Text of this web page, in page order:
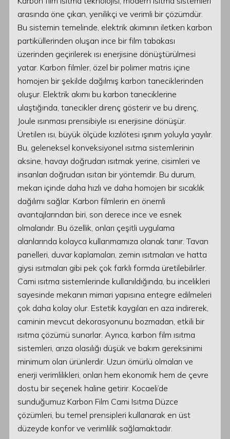
arasında öne çıkan, yenilikçi ve verimli bir çözümdür.
Bu sistemin temelinde, elektrik akımının iletken karbon
partiküllerinden oluşan ince bir film tabakası
üzerinden geçirilerek ısı enerjisine dönüştürülmesi
yatar. Karbon filmler, özel bir polimer matris içine
homojen bir şekilde dağılmış karbon taneciklerinden
oluşur. Elektrik akımı bu karbon taneciklerine
ulaştığında, tanecikler direnç gösterir ve bu direnç,
Joule ısınması prensibiyle ısı enerjisine dönüşür.
Üretilen ısı, büyük ölçüde kızılötesi ışınım yoluyla yayılır.
Bu, geleneksel konveksiyonel ısıtma sistemlerinin
aksine, havayı doğrudan ısıtmak yerine, cisimleri ve
insanları doğrudan ısıtan bir yöntemdir. Bu durum,
mekan içinde daha hızlı ve daha homojen bir sıcaklık
dağılımı sağlar. Karbon filmlerin en önemli
avantajlarından biri, son derece ince ve esnek
olmalarıdır. Bu özellik, onları çeşitli uygulama
alanlarında kolayca kullanmamıza olanak tanır. Tavan
panelleri, duvar kaplamaları, zemin ısıtmaları ve hatta
giysi ısıtmaları gibi pek çok farklı formda üretilebilirler.
Cami ısıtma sistemlerinde kullanıldığında, bu incelikleri
sayesinde mekanın mimari yapısına entegre edilmeleri
çok daha kolay olur. Estetik kaygıları en aza indirerek,
caminin mevcut dekorasyonunu bozmadan, etkili bir
ısıtma çözümü sunarlar. Ayrıca, karbon film ısıtma
sistemleri, arıza olasılığı düşük ve bakım gereksinimi
minimum olan ürünlerdir. Uzun ömürlü olmaları ve
enerji verimlilikleri, onları hem ekonomik hem de çevre
dostu bir seçenek haline getirir. Kocaeli’de
sunduğumuz Karbon Film Cami Isıtma Düzce
çözümleri, bu temel prensipleri kullanarak en üst
düzeyde konfor ve verimlilik sağlamaktadır.